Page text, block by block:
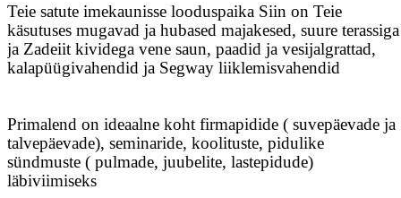
Teie satute imekaunisse looduspaika Siin on Teie
käsutuses mugavad ja hubased majakesed, suure terassiga
ja Zadeiit kividega vene saun, paadid ja vesijalgrattad,
kalapüügivahendid ja Segway liiklemisvahendid
Primalend on ideaalne koht firmapidide ( suvepäevade ja
talvepäevade), seminaride, koolituste, pidulike
sündmuste ( pulmade, juubelite, lastepidude)
läbiviimiseks